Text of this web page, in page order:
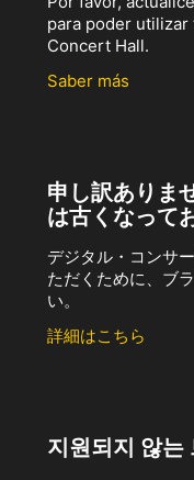
para poder
Concert Hall.
Saber más
申し訳ありま
は古くなって
デジタル・コンサ
ただくために、ブ
い。
詳細はこちら
지원되지 않는